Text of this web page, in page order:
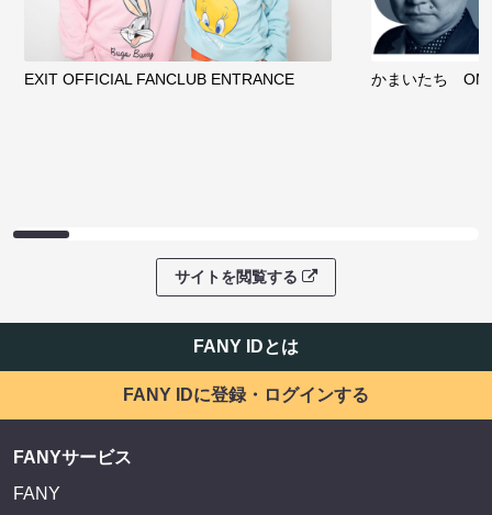
EXIT OFFICIAL FANCLUB ENTRANCE かまいたち
サイトを閲覧する
FANY IDとは
FANY IDに登録・ログインする
FANYサービス
FANY